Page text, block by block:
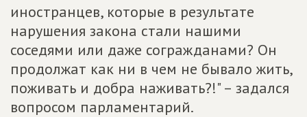
иностранцев, которые в результате
нарушения закона стали нашими
соседями или даже согражданами? Он
продолжат как ни в чем не бывало жить,
поживать и добра наживать?!" – задался
вопросом парламентарий.